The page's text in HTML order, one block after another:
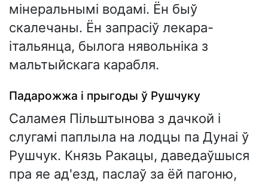
мінеральнымі водамі. Ён быў
скалечаны. Ён запрасіў лекара-
італьянца, былога нявольніка з
мальтыйскага карабля.
Падарожжа і прыгоды ў Рушчуку
Саламея Пільштынова з дачкой і
слугамі паплыла на лодцы па Дунаі ў
Рушчук. Князь Ракацы, даведаўшыся
пра яе ад'езд, паслаў за ёй пагоню,